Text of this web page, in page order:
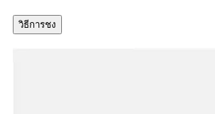
วิธีการชง